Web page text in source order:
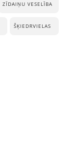
ZĪDAIŅU VESELĪBA
ŠĶIEDRVIELAS